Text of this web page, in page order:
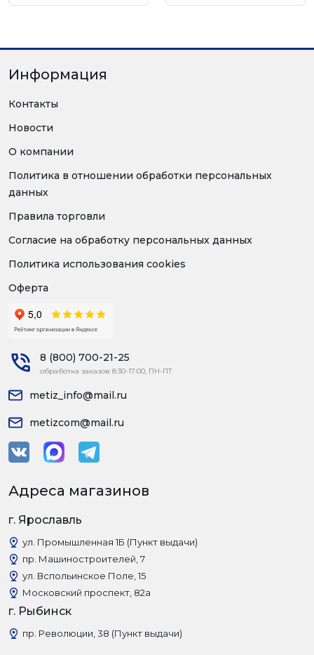
Информация
Контакты
Новости
О компании
Политика в отношении обработки персональных
данных
Правила торговли
Согласие на обработку персональных данных
Политика использования cookies
Оферта
8 (800) 700-21-25
обработка заказов 8:30-17:00, ПН-ПТ
metiz_info@mail.ru
metizcom@mail.ru
Адреса магазинов
г. Ярославль
ул. Промышленная 1Б (Пункт выдачи)
пр. Машиностроителей, 7
ул. Вспольинское Поле, 15
Московский проспект, 82а
г. Рыбинск
пр. Революции, 38 (Пункт выдачи)